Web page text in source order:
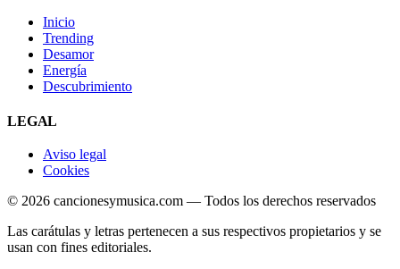
Inicio
Trending
Desamor
Energía
Descubrimiento
LEGAL
Aviso legal
Cookies
© 2026 cancionesymusica.com — Todos los derechos reservados
Las carátulas y letras pertenecen a sus respectivos propietarios y se
usan con fines editoriales.